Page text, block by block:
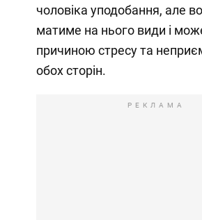
чоловіка уподобання, але
матиме на нього види і
причиною стресу та
обох сторін.
РЕКЛАМА